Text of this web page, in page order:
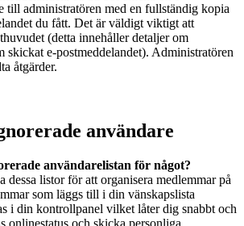
till administratören med en fullständig kopia
du fått. Det är väldigt viktigt att
(detta innehåller detaljer om
skickat e-postmeddelandet). Administratören
åtgärder.
användare
användarelistan för något?
dessa listor för att organisera medlemmar på
som läggs till i din vänskapslista
i din kontrollpanel vilket låter dig snabbt och